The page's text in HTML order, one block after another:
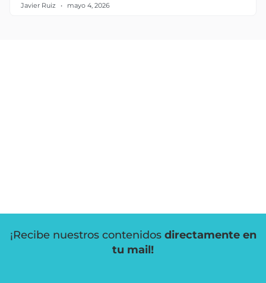
Javier Ruiz mayo 4, 2026
¡Recibe nuestros contenidos directamente en
tu mail!